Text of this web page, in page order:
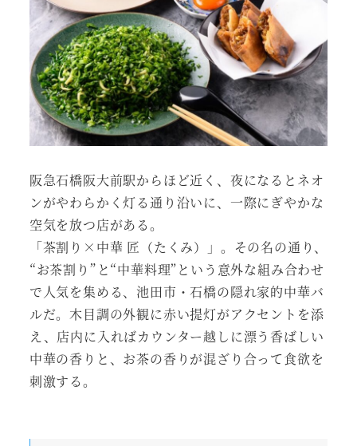
阪急石橋阪大前駅からほど近く、夜になるとネオ
ンがやわらかく灯る通り沿いに、一際にぎやかな
空気を放つ店がある。
「茶割り×中華 匠（たくみ）」。その名の通り、
“お茶割り”と“中華料理”という意外な組み合わせ
で人気を集める、池田市・石橋の隠れ家的中華バ
ルだ。木目調の外観に赤い提灯がアクセントを添
え、店内に入ればカウンター越しに漂う香ばしい
中華の香りと、お茶の香りが混ざり合って食欲を
刺激する。